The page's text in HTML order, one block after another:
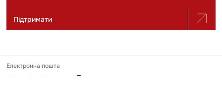
Підтримати
Електронна пошта
slidstvo.info@gmail.com